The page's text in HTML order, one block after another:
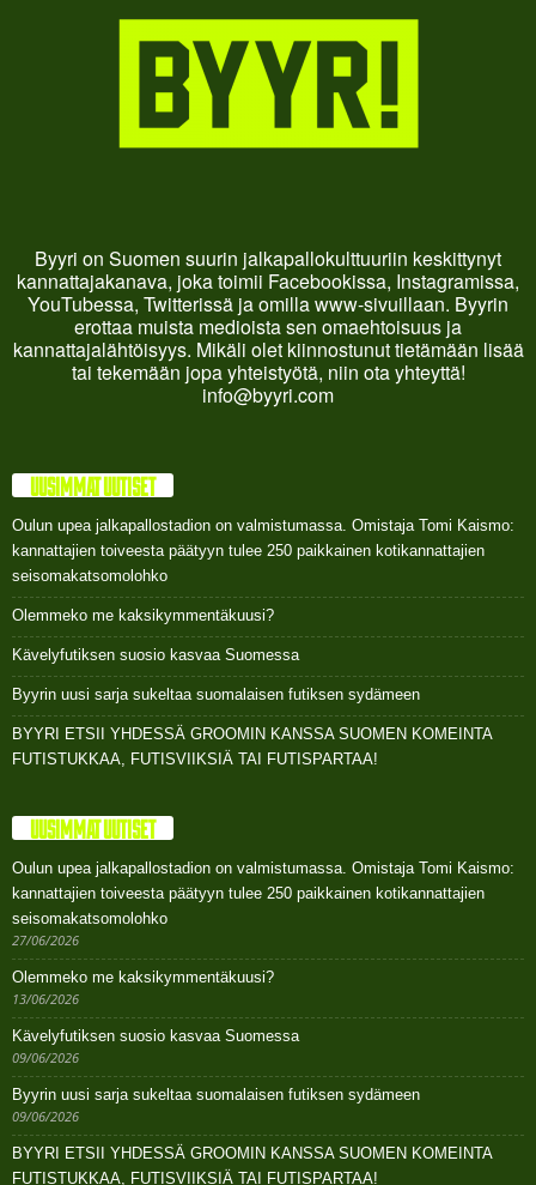
Byyri on Suomen suurin jalkapallokulttuuriin keskittynyt
kannattajakanava, joka toimii Facebookissa, Instagramissa,
YouTubessa, Twitterissä ja omilla www-sivuillaan. Byyrin
erottaa muista medioista sen omaehtoisuus ja
kannattajalähtöisyys. Mikäli olet kiinnostunut tietämään lisää
tai tekemään jopa yhteistyötä, niin ota yhteyttä!
info@byyri.com
UUSIMMAT UUTISET
Oulun upea jalkapallostadion on valmistumassa. Omistaja Tomi Kaismo:
kannattajien toiveesta päätyyn tulee 250 paikkainen kotikannattajien
seisomakatsomolohko
Olemmeko me kaksikymmentäkuusi?
Kävelyfutiksen suosio kasvaa Suomessa
Byyrin uusi sarja sukeltaa suomalaisen futiksen sydämeen
BYYRI ETSII YHDESSÄ GROOMIN KANSSA SUOMEN KOMEINTA
FUTISTUKKAA, FUTISVIIKSIÄ TAI FUTISPARTAA!
UUSIMMAT UUTISET
Oulun upea jalkapallostadion on valmistumassa. Omistaja Tomi Kaismo:
kannattajien toiveesta päätyyn tulee 250 paikkainen kotikannattajien
seisomakatsomolohko
27/06/2026
Olemmeko me kaksikymmentäkuusi?
13/06/2026
Kävelyfutiksen suosio kasvaa Suomessa
09/06/2026
Byyrin uusi sarja sukeltaa suomalaisen futiksen sydämeen
09/06/2026
BYYRI ETSII YHDESSÄ GROOMIN KANSSA SUOMEN KOMEINTA
FUTISTUKKAA, FUTISVIIKSIÄ TAI FUTISPARTAA!